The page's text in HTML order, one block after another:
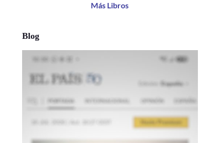
Más Libros
Blog